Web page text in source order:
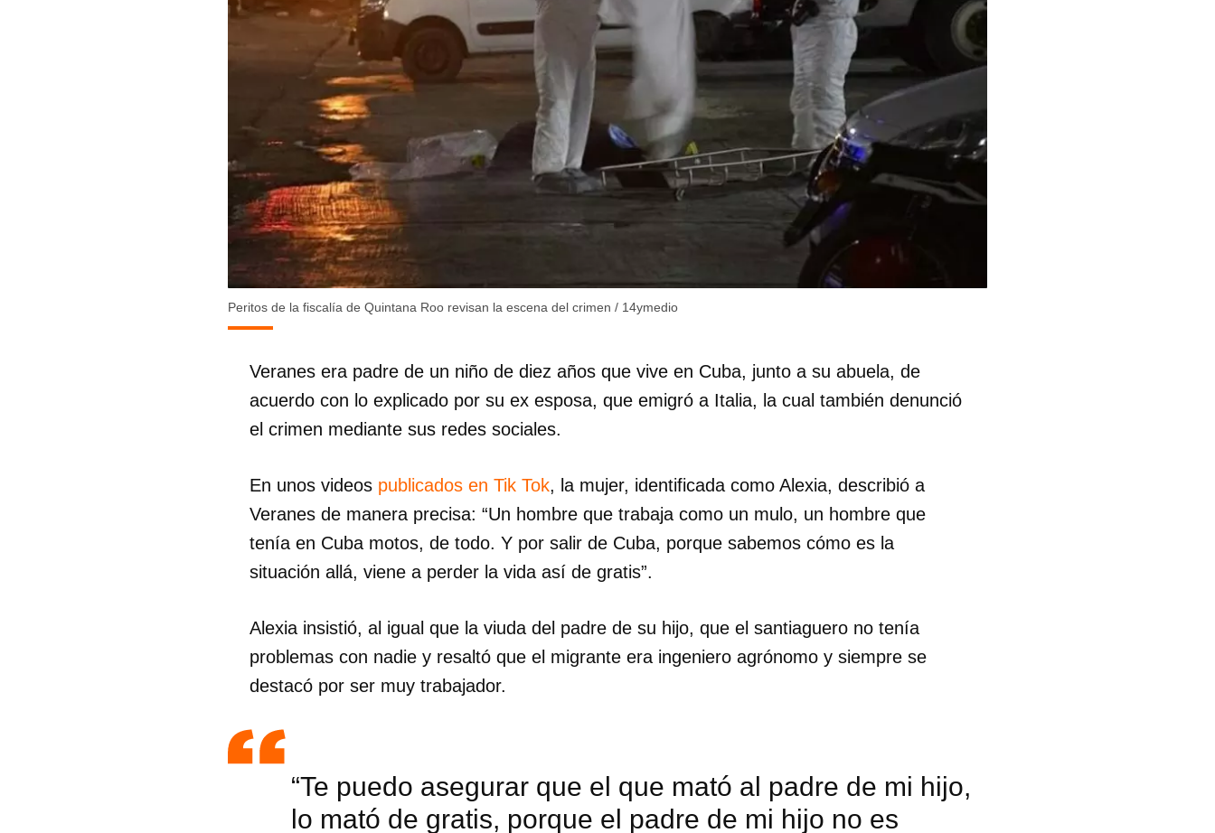
Peritos de la fiscalía de Quintana Roo revisan la escena del crimen / 14ymedio
Veranes era padre de un niño de diez años que vive en Cuba, junto a su abuela, de
acuerdo con lo explicado por su ex esposa, que emigró a Italia, la cual también denunció
el crimen mediante sus redes sociales.
En unos videos publicados en Tik Tok, la mujer, identificada como Alexia, describió a
Veranes de manera precisa: “Un hombre que trabaja como un mulo, un hombre que
tenía en Cuba motos, de todo. Y por salir de Cuba, porque sabemos cómo es la
situación allá, viene a perder la vida así de gratis”.
Alexia insistió, al igual que la viuda del padre de su hijo, que el santiaguero no tenía
problemas con nadie y resaltó que el migrante era ingeniero agrónomo y siempre se
destacó por ser muy trabajador.
“Te puedo asegurar que el que mató al padre de mi hijo,
lo mató de gratis, porque el padre de mi hijo no es